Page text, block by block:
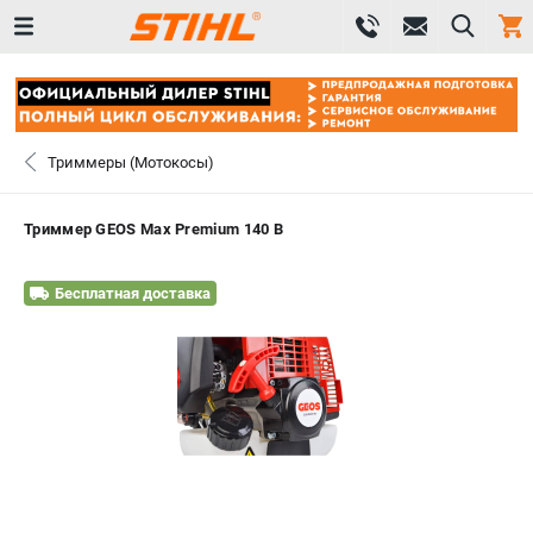
ВХОД ИЛИ РЕГИСТРАЦИЯ
0 ₽
Триммеры (Мотокосы)
Триммер GEOS Max Premium 140 B
Бесплатная доставка